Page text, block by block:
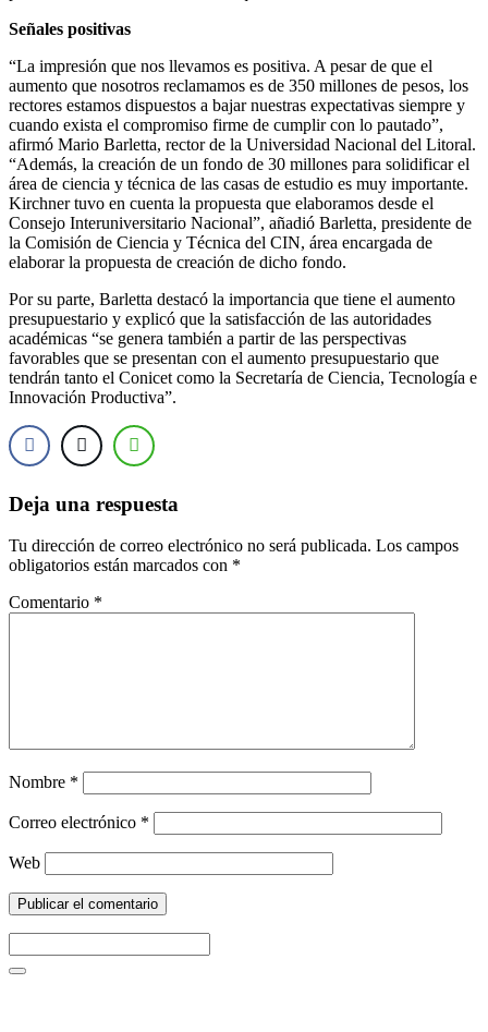
Señales positivas
“La impresión que nos llevamos es positiva. A pesar de que el
aumento que nosotros reclamamos es de 350 millones de pesos, los
rectores estamos dispuestos a bajar nuestras expectativas siempre y
cuando exista el compromiso firme de cumplir con lo pautado”,
afirmó Mario Barletta, rector de la Universidad Nacional del Litoral.
“Además, la creación de un fondo de 30 millones para solidificar el
área de ciencia y técnica de las casas de estudio es muy importante.
Kirchner tuvo en cuenta la propuesta que elaboramos desde el
Consejo Interuniversitario Nacional”, añadió Barletta, presidente de
la Comisión de Ciencia y Técnica del CIN, área encargada de
elaborar la propuesta de creación de dicho fondo.
Por su parte, Barletta destacó la importancia que tiene el aumento
presupuestario y explicó que la satisfacción de las autoridades
académicas “se genera también a partir de las perspectivas
favorables que se presentan con el aumento presupuestario que
tendrán tanto el Conicet como la Secretaría de Ciencia, Tecnología e
Innovación Productiva”.
Deja una respuesta
Tu dirección de correo electrónico no será publicada. Los campos
obligatorios están marcados con *
Comentario *
Nombre *
Correo electrónico *
Web